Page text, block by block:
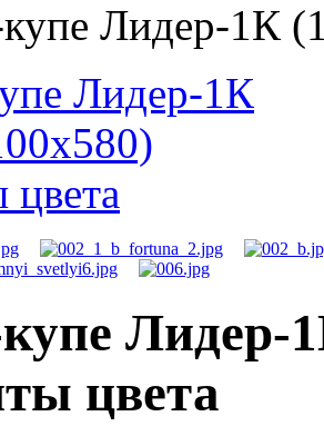
Лидер-1К
Лидер-
цвета